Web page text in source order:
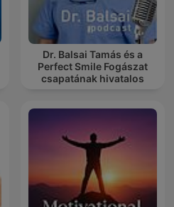
Dr. Balsai Tamás és a
Perfect Smile Fogászat
csapatának hivatalos